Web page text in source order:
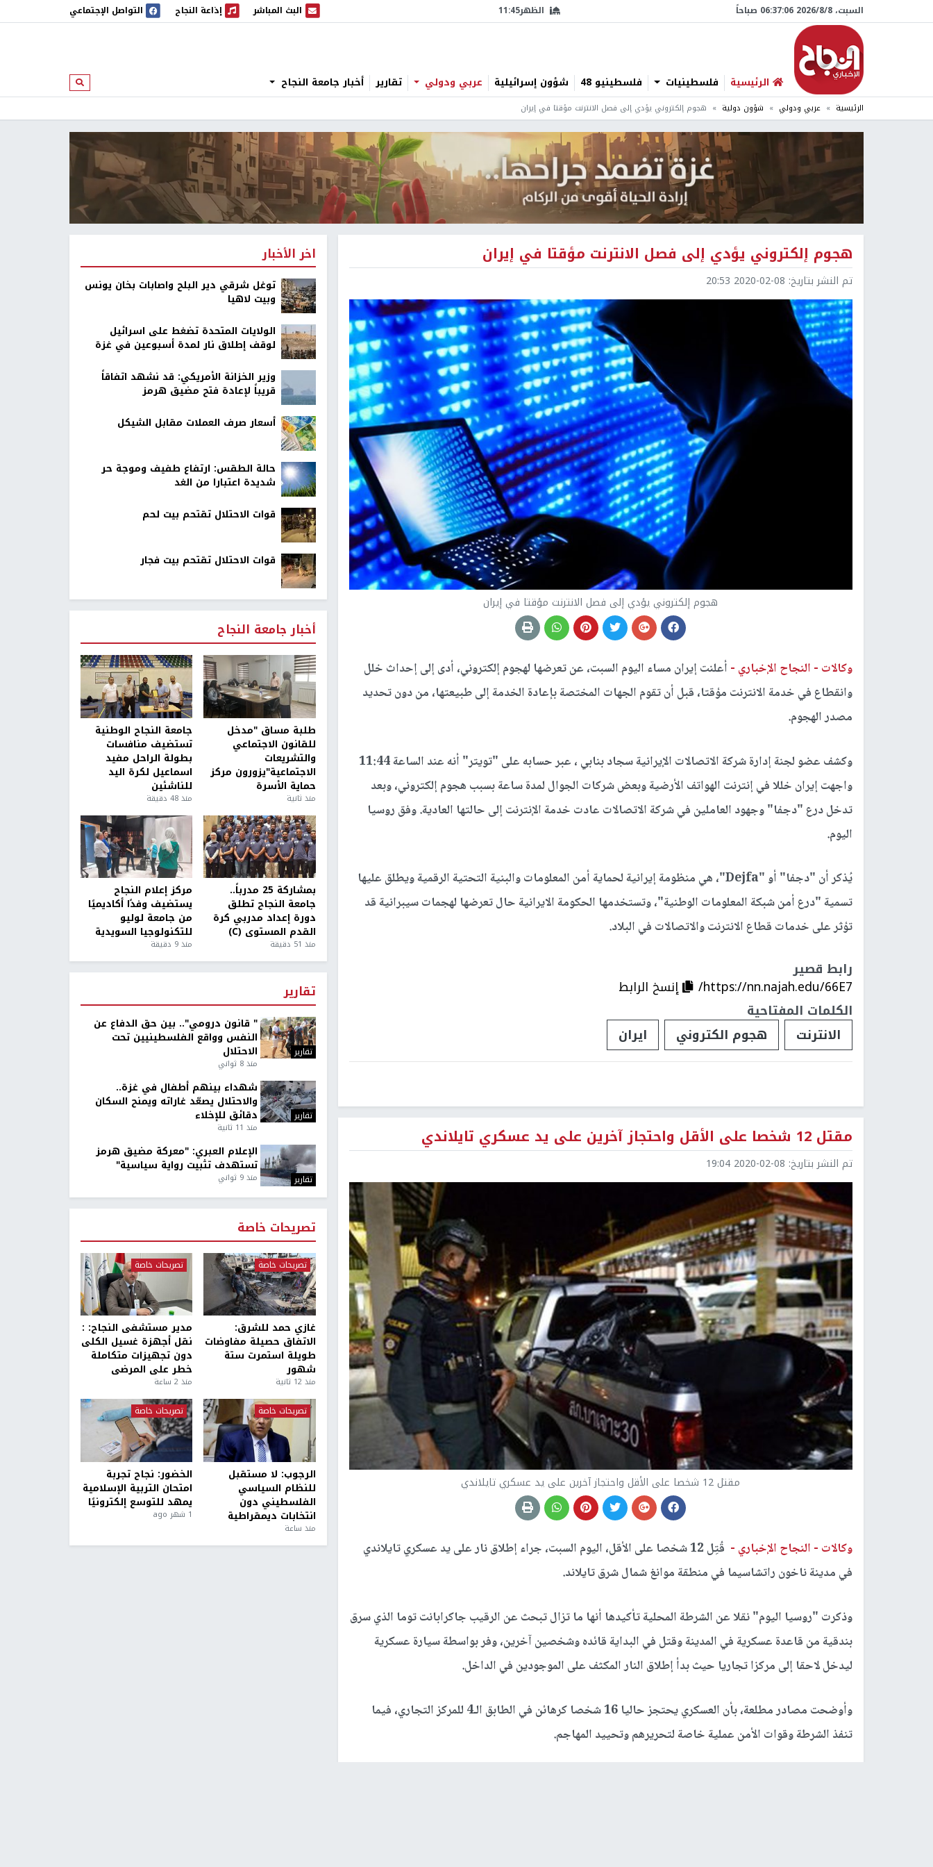
السبت، 8/‏8/‏2026 06:37:07 صباحاً الظهر11:45 البث المباشر
البث المباشر إذاعة النجاح
إذاعة النجاح التواصل الإجتماعي
الرئيسية فلسطينيات فلسطينيو 48 شؤون إسرائيلية عربي ودولي تقارير أخبار جامعة النجاح ابحث
الرئيسية عربي ودولي شؤون دولية هجوم إلكتروني يؤدي إلى فصل الانترنت مؤقتا في إيران
هجوم إلكتروني يؤدي إلى فصل الانترنت مؤقتا في إيران
تم النشر بتاريخ: 2020-02-08 20:53
هجوم إلكتروني يؤدي إلى فصل الانترنت مؤقتا في إيران
وكالات - النجاح الإخباري - أعلنت إيران مساء اليوم السبت، عن تعرضها لهجوم إلكتروني، أدى إلى إحداث خلل
وانقطاع في خدمة الانترنت مؤقتا، قبل أن تقوم الجهات المختصة بإعادة الخدمة إلى طبيعتها، من دون تحديد
مصدر الهجوم.
وكشف عضو لجنة إدارة شركة الاتصالات الإيرانية سجاد بنابي ، عبر حسابه على "تويتر" أنه عند الساعة 11:44
واجهت إيران خللا في إنترنت الهواتف الأرضية وبعض شركات الجوال لمدة ساعة بسبب هجوم إلكتروني، وبعد
تدخل درع "دجفا" وجهود العاملين في شركة الاتصالات عادت خدمة الإنترنت إلى حالتها العادية. وفق روسيا
اليوم.
يُذكر أن "دجفا" أو "Dejfa"، هي منظومة إيرانية لحماية أمن المعلومات والبنية التحتية الرقمية ويطلق عليها
تسمية "درع أمن شبكة المعلومات الوطنية"، وتستخدمها الحكومة الايرانية حال تعرضها لهجمات سيبرانية قد
تؤثر على خدمات قطاع الانترنت والاتصالات في البلاد.
رابط قصير
https://nn.najah.edu/66E7/
إنسخ الرابط
الكلمات المفتاحية
الانترنت
هجوم الكتروني ايران
مقتل 12 شخصا على الأقل واحتجاز آخرين على يد عسكري تايلاندي
تم النشر بتاريخ: 2020-02-08 19:04
مقتل 12 شخصا على الأقل واحتجاز آخرين على يد عسكري تايلاندي
وكالات - النجاح الإخباري -
قُتِل 12 شخصا على الأقل، اليوم السبت، جراء إطلاق نار على يد عسكري تايلاندي
في مدينة ناخون راتشاسيما في منطقة موانغ شمال شرق تايلاند.
وذكرت "روسيا اليوم" نقلا عن الشرطة المحلية تأكيدها أنها ما تزال تبحث عن الرقيب جاكرابانت توما الذي سرق
بندقية من قاعدة عسكرية في المدينة وقتل في البداية قائده وشخصين آخرين، وفر بواسطة سيارة عسكرية
ليدخل لاحقا إلى مركزا تجاريا حيث بدأ إطلاق النار المكثف على الموجودين في الداخل.
وأوضحت مصادر مطلعة، بأن العسكري يحتجز حاليا 16 شخصا كرهائن في الطابق الـ4 للمركز التجاري، فيما
تنفذ الشرطة وقوات الأمن عملية خاصة لتحريرهم وتحييد المهاجم.
اخر الأخبار
توغل شرقي دير البلح واصابات بخان يونس
وبيت لاهيا
الولايات المتحدة تضغط على اسرائيل
لوقف إطلاق نار لمدة أسبوعين في غزة
وزير الخزانة الأمريكي: قد نشهد اتفاقاً
قريباً لإعادة فتح مضيق هرمز
أسعار صرف العملات مقابل الشيكل
حالة الطقس: ارتفاع طفيف وموجة حر
شديدة اعتبارا من الغد
قوات الاحتلال تقتحم بيت لحم
قوات الاحتلال تقتحم بيت فجار
أخبار جامعة النجاح
طلبة مساق "مدخل
للقانون الاجتماعي
والتشريعات
الاجتماعية"يزورون مركز
حماية الأسرة
منذ ثانية
جامعة النجاح الوطنية
تستضيف منافسات
بطولة الراحل مفيد
اسماعيل لكرة اليد
للناشئين
منذ 48 دقيقة
بمشاركة 25 مدرباً..
جامعة النجاح تطلق
دورة إعداد مدربي كرة
القدم المستوى (C)
منذ 51 دقيقة
مركز إعلام النجاح
يستضيف وفدًا أكاديميًا
من جامعة لوليو
للتكنولوجيا السويدية
منذ 9 دقيقة
تقارير
تقارير
" قانون درومي".. بين حق الدفاع عن
النفس وواقع الفلسطينيين تحت
الاحتلال
منذ 8 ثواني
تقارير
شهداء بينهم أطفال في غزة..
والاحتلال يصعّد غاراته ويمنح السكان
دقائق للإخلاء
منذ 11 ثانية
تقارير
الإعلام العبري: "معركة مضيق هرمز
تستهدف تثبيت رواية سياسية"
منذ 9 ثواني
تصريحات خاصة
تصريحات خاصة
غازي حمد للشرق:
الاتفاق حصيلة مفاوضات
طويلة استمرت ستة
شهور
منذ 12 ثانية
تصريحات خاصة
مدير مستشفى النجاح: :
نقل أجهزة غسيل الكلى
دون تجهيزات متكاملة
خطر على المرضى
منذ 2 ساعة
تصريحات خاصة
الرجوب: لا مستقبل
للنظام السياسي
الفلسطيني دون
انتخابات ديمقراطية
منذ ساعة
تصريحات خاصة
الخضور: نجاح تجربة
امتحان التربية الإسلامية
يمهد للتوسع إلكترونيًا
1 شهر ago